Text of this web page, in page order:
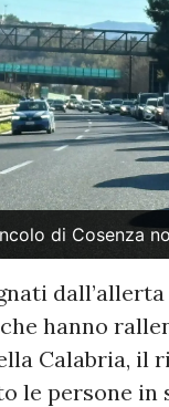
di Cosenza
dall’allerta
hanno
Calabria, il
le persone in